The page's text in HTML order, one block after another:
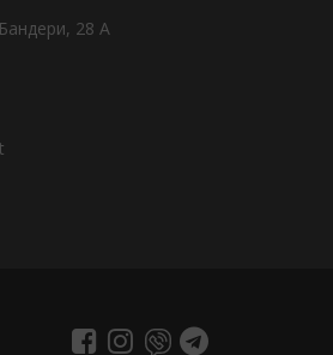
28 А